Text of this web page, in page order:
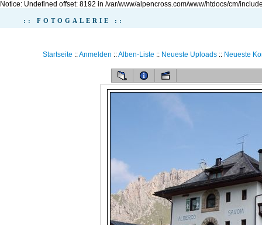
Notice: Undefined offset: 8192 in /var/www/alpencross.com/www/htdocs/cm/
:: FOTOGALERIE ::
Startseite ::Anmelden ::Alben-Liste :: Neueste Uploads:: Neueste